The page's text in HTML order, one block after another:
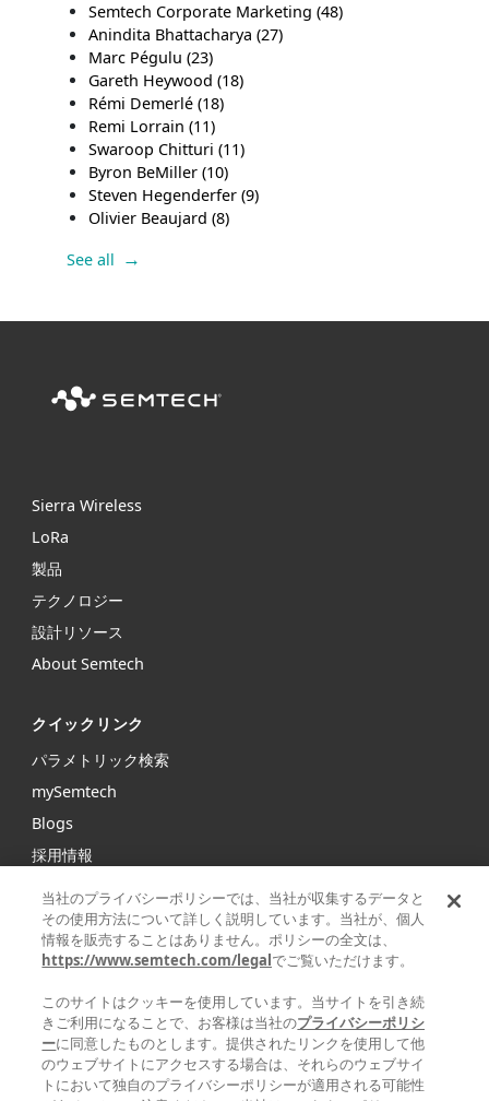
Semtech Corporate Marketing(48)
Anindita Bhattacharya(27)
Marc Pégulu(23)
Gareth Heywood(18)
Rémi Demerlé(18)
Remi Lorrain(11)
Swaroop Chitturi(11)
Byron BeMiller(10)
Steven Hegenderfer(9)
Olivier Beaujard(8)
See all
Sierra Wireless
LoRa
製品
テクノロジー
設計リソース
About Semtech
クイックリンク
パラメトリック検索
mySemtech
Blogs
採用情報
お問い合わせ
Semtechは、インフラストラクチャ、ハイエンドコンシュー
マープロダクト、産業機器向けの高性能アナログ/ミックスド
シグナル半導体および高度アルゴリズムの大手グローバルサ
プライヤです。
FacebookTwitter
当社のプライバシーポリシーでは、当社が収集するデータと
その使用方法について詳しく説明しています。当社が、個人
情報を販売することはありません。ポリシーの全文は、
https://www.semtech.com/legalでご覧いただけます。
このサイトはクッキーを使用しています。当サイトを引き続
きご利用になることで、お客様は当社のプライバシーポリシ
ーに同意したものとします。提供されたリンクを使用して他
のウェブサイトにアクセスする場合は、それらのウェブサイ
トにおいて独自のプライバシーポリシーが適用される可能性